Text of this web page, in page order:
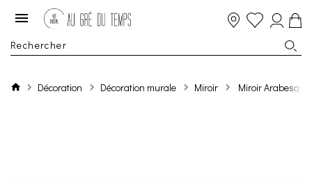
Décoration Décoration murale Miroir Miroir